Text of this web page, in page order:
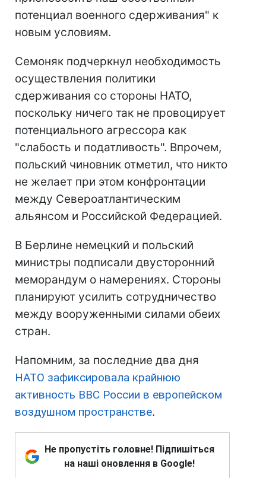
потенциал военного сдерживания" к
новым условиям.
Семоняк подчеркнул необходимость
осуществления политики
сдерживания со стороны НАТО,
поскольку ничего так не провоцирует
потенциального агрессора как
"слабость и податливость". Впрочем,
польский чиновник отметил, что никто
не желает при этом конфронтации
между Североатлантическим
альянсом и Российской Федерацией.
В Берлине немецкий и польский
министры подписали двусторонний
меморандум о намерениях. Стороны
планируют усилить сотрудничество
между вооруженными силами обеих
стран.
Напомним, за последние два дня
НАТО зафиксировала крайнюю
активность ВВС России в европейском
воздушном пространстве.
Не пропустіть головне! Підпишіться
на наші оновлення в Google!